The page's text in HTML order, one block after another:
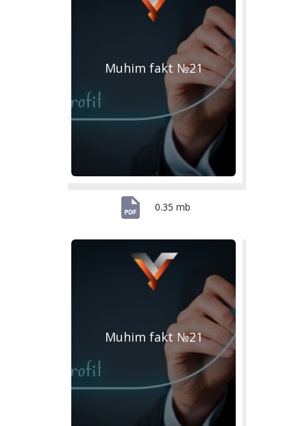
Muhim fakt №21
0.35 mb
Muhim fakt №21